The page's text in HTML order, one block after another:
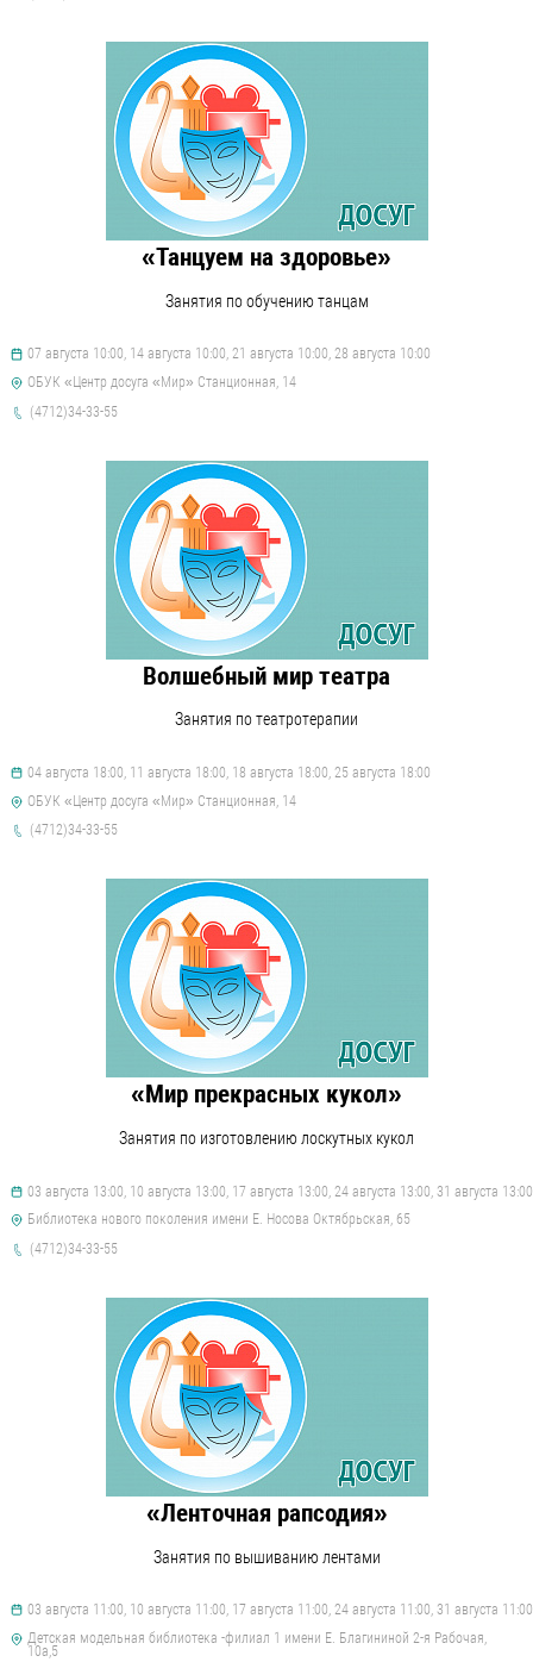
«Танцуем на здоровье»
Занятия по обучению танцам
07 августа 10:00, 14 августа 10:00, 21 августа 10:00, 28 августа 10:00
ОБУК «Центр досуга «Мир» Станционная, 14
(4712)34-33-55
Волшебный мир театра
Занятия по театротерапии
04 августа 18:00, 11 августа 18:00, 18 августа 18:00, 25 августа 18:00
ОБУК «Центр досуга «Мир» Станционная, 14
(4712)34-33-55
«Мир прекрасных кукол»
Занятия по изготовлению лоскутных кукол
03 августа 13:00, 10 августа 13:00, 17 августа 13:00, 24 августа 13:00, 31 августа 13:00
Библиотека нового поколения имени Е. Носова Октябрьская, 65
(4712)34-33-55
«Ленточная рапсодия»
Занятия по вышиванию лентами
03 августа 11:00, 10 августа 11:00, 17 августа 11:00, 24 августа 11:00, 31 августа
Детская модельная библиотека -филиал 1 имени Е. Благининой 2-я Рабочая,
10а,5